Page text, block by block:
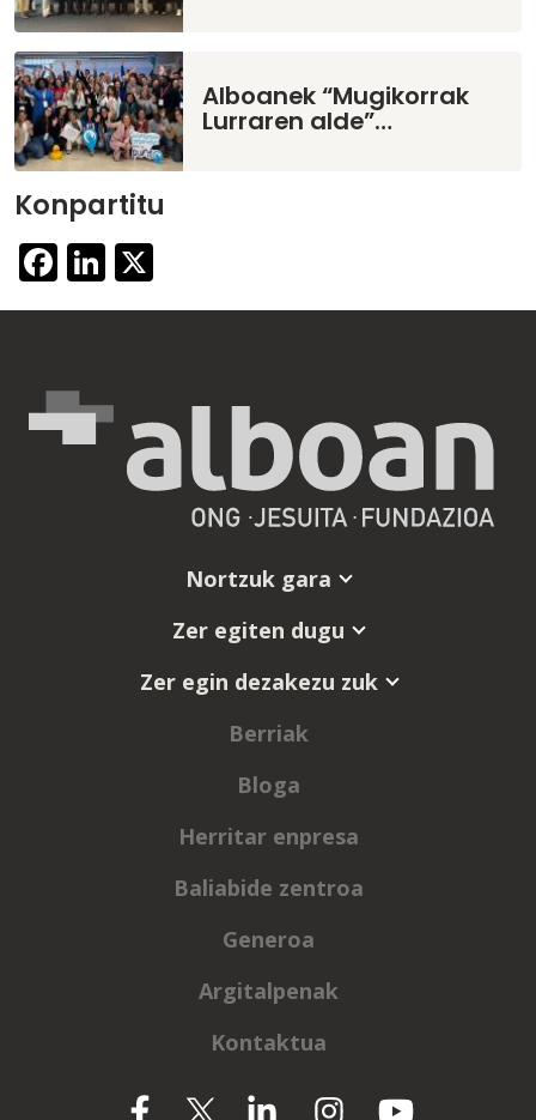
Alboanek “Mugikorrak
Lurraren alde”…
Konpartitu
Facebook
LinkedIn
Nortzuk gara
Zer egiten dugu
Zer egin dezakezu zuk
Berriak
Bloga
Herritar enpresa
Baliabide zentroa
Generoa
Argitalpenak
Kontaktua